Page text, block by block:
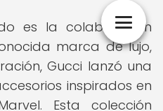
es la colaboración
marca de lujo,
Gucci lanzó una
inspirados en
Esta colección